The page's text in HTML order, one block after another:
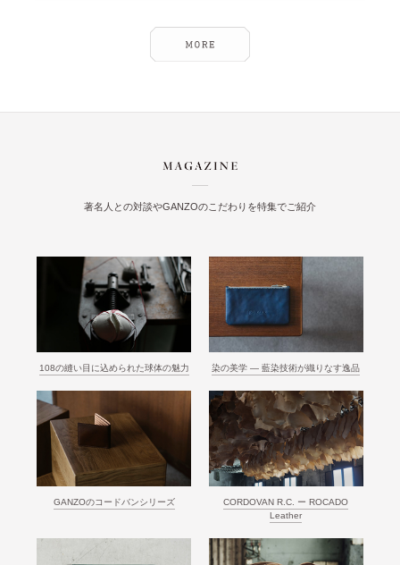
著名人との対談やGANZOのこだわりを特集でご紹介
108の縫い目に込められた球体の魅力 染の美学 ― 藍染技術が織りなす逸品
GANZOのコードバンシリーズ
CORDOVAN R.C. ー ROCADO
Leather